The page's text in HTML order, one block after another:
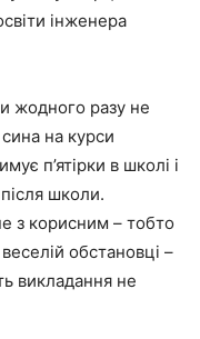
інженера
жодного разу не
на курси
п’ятірки в школі і
школи.
з корисним – тобто
обстановці –
викладання не